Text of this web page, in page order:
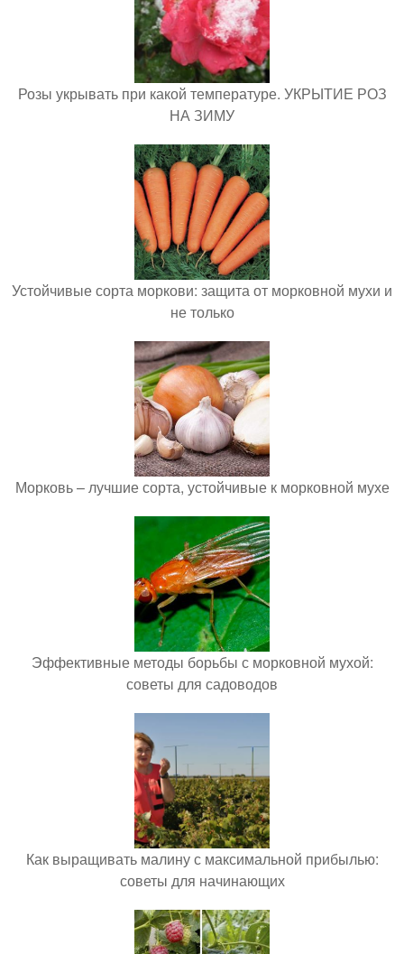
Розы укрывать при какой температуре. УКРЫТИЕ РОЗ
НА ЗИМУ
Устойчивые сорта моркови: защита от морковной мухи и
не только
Морковь – лучшие сорта, устойчивые к морковной мухе
Эффективные методы борьбы с морковной мухой:
советы для садоводов
Как выращивать малину с максимальной прибылью:
советы для начинающих